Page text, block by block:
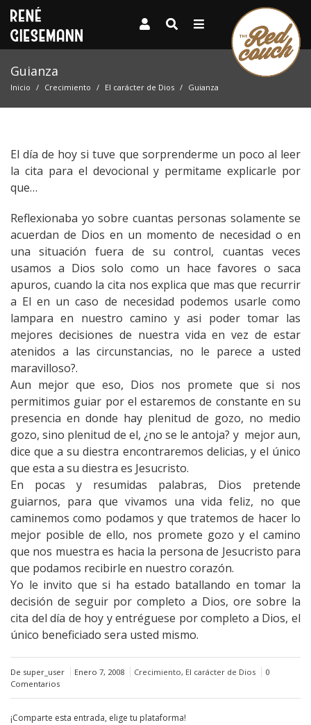
Guianza
Inicio Crecimiento El carácter de Dios Guianza
El día de hoy si tuve que sorprenderme un poco al leer
la cita para el devocional y permitame explicarle por
que…
Reflexionaba yo sobre cuantas personas solamente se
acuerdan de Dios en un momento de necesidad o en
una situación fuera de su control, cuantas veces
usamos a Dios solo como un hace favores o saca
apuros, cuando la cita nos explica que mas que recurrir
a El en un caso de necesidad podemos usarle como
lampara en nuestro camino y asi poder tomar las
mejores decisiones de nuestra vida en vez de estar
atenidos a las circunstancias, no le parece a usted
maravilloso?.
Aun mejor que eso, Dios nos promete que si nos
permitimos guiar por el estaremos de constante en su
presencia en donde hay plenitud de gozo, no medio
gozo, sino plenitud de el, ¿no se le antoja? y mejor aun,
dice que a su diestra encontraremos delicias, y el único
que esta a su diestra es Jesucristo.
En pocas y resumidas palabras, Dios pretende
guiarnos, para que vivamos una vida feliz, no que
caminemos como podamos y que tratemos de hacer lo
mejor posible de ello, nos promete gozo y el camino
que nos muestra es hacia la persona de Jesucristo para
que podamos recibirle en nuestro corazón.
Yo le invito que si ha estado batallando en tomar la
decisión de seguir por completo a Dios, ore sobre la
cita del día de hoy y entréguese por completo a Dios, el
único beneficiado sera usted mismo.
De super_user Enero 7, 2008 Crecimiento, El carácter de Dios
0
Comentarios
¡Comparte esta entrada, elige tu plataforma!